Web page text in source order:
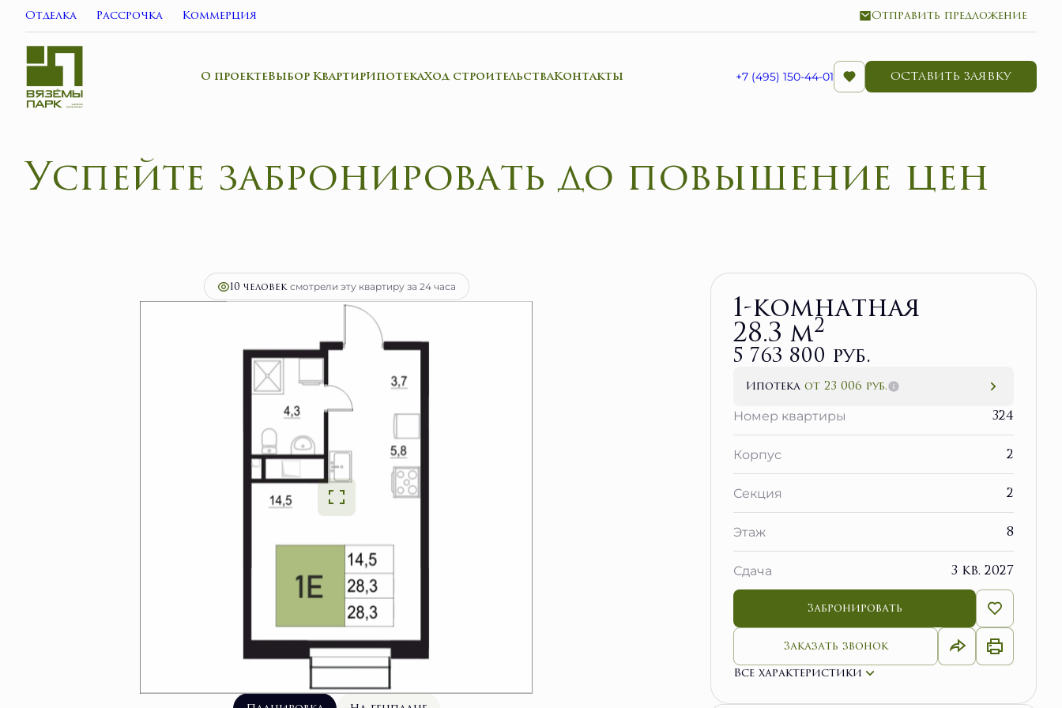
Отделка Рассрочка Коммерция Отправить предложение
О проектеВыбор КвартирИпотекаХод строительстваКонтакты +7 (495) 150-44-01 ОСТАВИТЬ ЗАЯВКУ
Успейте забронировать до повышение цен
10 человексмотрели эту квартиру за 24 часа
1-комнатная
28.3 м2
5 763 800 руб.
Ипотека от 23 006 руб.
Номер квартиры
324
Корпус 2
Секция 2
Этаж 8
Сдача 3 кв. 2027
Забронировать
Заказать звонок
Все характеристики